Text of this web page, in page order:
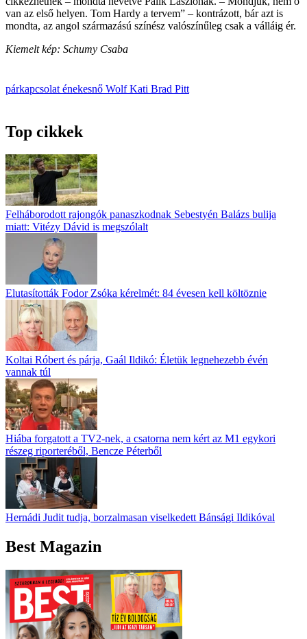
van az első helyen. Tom Hardy a tervem” – kontrázott, bár azt is
mondta, az angol származású színész valószínűleg csak a válláig ér.
Kiemelt kép: Schumy Csaba
párkapcsolat énekesnő Wolf Kati Brad Pitt
Top cikkek
Felháborodott rajongók panaszkodnak Sebestyén Balázs bulija
miatt: Vitézy Dávid is megszólalt
Elutasították Fodor Zsóka kérelmét: 84 évesen kell költöznie
Koltai Róbert és párja, Gaál Ildikó: Életük legnehezebb évén
vannak túl
Hiába forgatott a TV2-nek, a csatorna nem kért az M1 egykori
részeg riporteréből, Bencze Péterből
Hernádi Judit tudja, borzalmasan viselkedett Bánsági Ildikóval
Best Magazin